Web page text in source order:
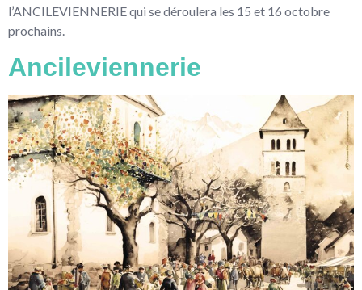
l’ANCILEVIENNERIE qui se déroulera les 15 et 16 octobre
prochains.
Ancileviennerie